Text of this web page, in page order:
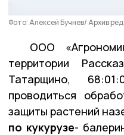
Фото: Алексей Бучнев/ Архив
ООО
территории
Татарщино,
проводиться
защиты растений
по кукурузе-